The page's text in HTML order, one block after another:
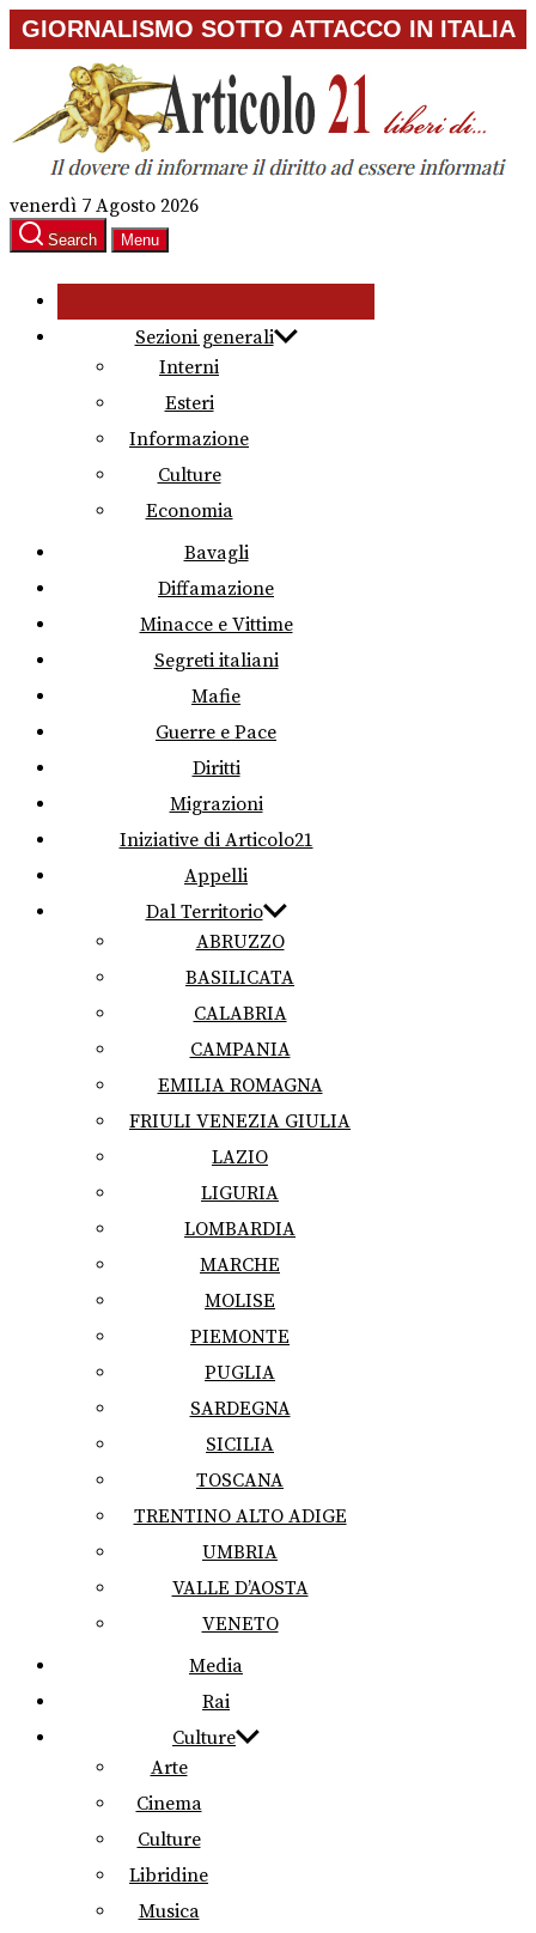
Skip
to
content
GIORNALISMO SOTTO ATTACCO IN ITALIA
venerdì 7 Agosto 2026
Search Menu
Sezioni generali
Interni
Esteri
Informazione
Culture
Economia
Bavagli
Diffamazione
Minacce e Vittime
Segreti italiani
Mafie
Guerre e Pace
Diritti
Migrazioni
Iniziative di Articolo21
Appelli
Dal Territorio
ABRUZZO
BASILICATA
CALABRIA
CAMPANIA
EMILIA ROMAGNA
FRIULI VENEZIA GIULIA
LAZIO
LIGURIA
LOMBARDIA
MARCHE
MOLISE
PIEMONTE
PUGLIA
SARDEGNA
SICILIA
TOSCANA
TRENTINO ALTO ADIGE
UMBRIA
VALLE D’AOSTA
VENETO
Media
Rai
Culture
Arte
Cinema
Culture
Libridine
Musica